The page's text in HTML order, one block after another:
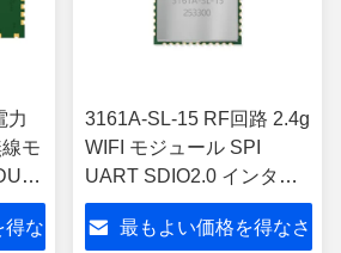
力
モ
い
得な
3161A-SL-15 RF回路 2.4g
WIFI モジュール SPI
UART SDIO2.0 インター
フェース
最もよい価格を得なさ